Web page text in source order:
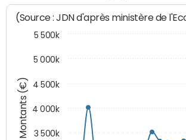
Montants (€)
(Source : JDN d'après ministère de
3 500k
4 000k
4 500k
5 000k
5 500k